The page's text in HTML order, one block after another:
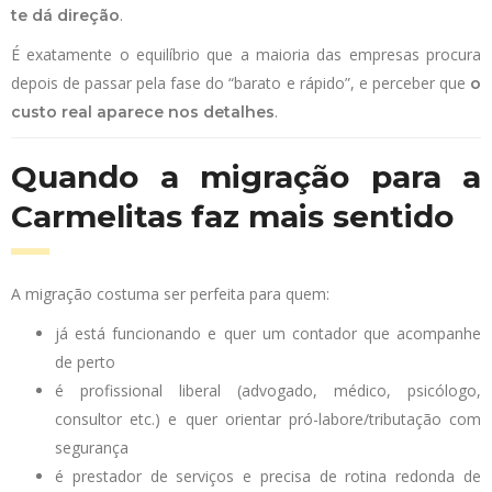
te dá direção.
É exatamente o equilíbrio que a maioria das empresas procura
depois de passar pela fase do “barato e rápido”, e perceber que o
custo real aparece nos detalhes.
Quando a migração para a
Carmelitas faz mais sentido
A migração costuma ser perfeita para quem:
já está funcionando e quer um contador que acompanhe
de perto
é profissional liberal (advogado, médico, psicólogo,
consultor etc.) e quer orientar pró-labore/tributação com
segurança
é prestador de serviços e precisa de rotina redonda de